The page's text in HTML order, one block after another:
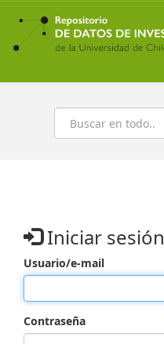
Ir
contenido
principal
Buscar
Iniciar sesión
Usuario/e-mail
Contraseña